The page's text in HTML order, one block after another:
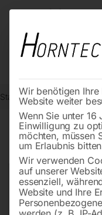
Start Metallbearbeitung
Wir benötigen
Website weiter
Wenn Sie unter 16
Einwilligung zu
möchten, müssen
um Erlaubnis
Wir verwenden
auf unserer
essenziell,
Website und Ihre